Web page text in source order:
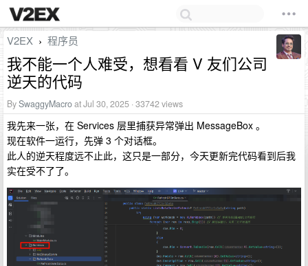
V2EX › 程序员
我不能一个人难受，想看看 V 友们公司
逆天的代码
BySwaggyMacroat Jul 30, 2025 · 33742 views
我先来一张，在 Services 层里捕获异常弹出 MessageBox 。
现在软件一运行，先弹 3 个对话框。
此人的逆天程度远不止此，这只是一部分，今天更新完代码看到后我
实在受不了了。